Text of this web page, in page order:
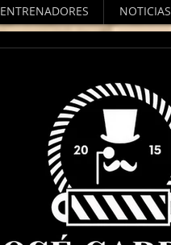
ENTRENADORES NOTICIAS